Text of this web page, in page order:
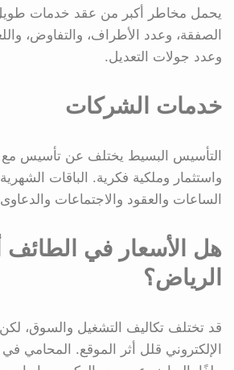
يحمل مخاطر أكبر من عقد خدمات
الصفقة، وعدد الأطراف، والتفاوض،
وعدد جولات التعديل.
خدمات الشركات
التأسيس البسيط يختلف عن تأسيس مع
واستثمار وملكية فكرية. الباقات
الساعات والعقود والاجتماعات
هل الأسعار في
الرياض؟
قد تختلف تكاليف التشغيل والسوق، لكن
الإلكتروني قلل أثر الموقع. المحامي